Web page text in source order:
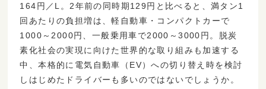
164円／L。2年前の同時期129円と比べると、満タン1
回あたりの負担増は、軽自動車・コンパクトカーで
1000～2000円、一般乗用車で2000～3000円。脱炭
素化社会の実現に向けた世界的な取り組みも加速する
中、本格的に電気自動車（EV）への切り替え時を検討
しはじめたドライバーも多いのではないでしょうか。